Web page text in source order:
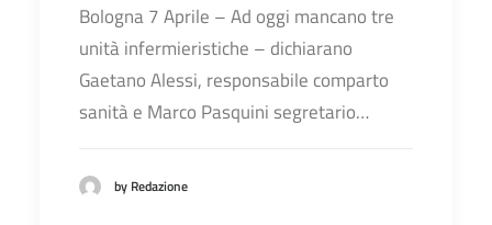
Bologna 7 Aprile – Ad oggi mancano tre
unità infermieristiche – dichiarano
Gaetano Alessi, responsabile comparto
sanità e Marco Pasquini segretario…
by Redazione